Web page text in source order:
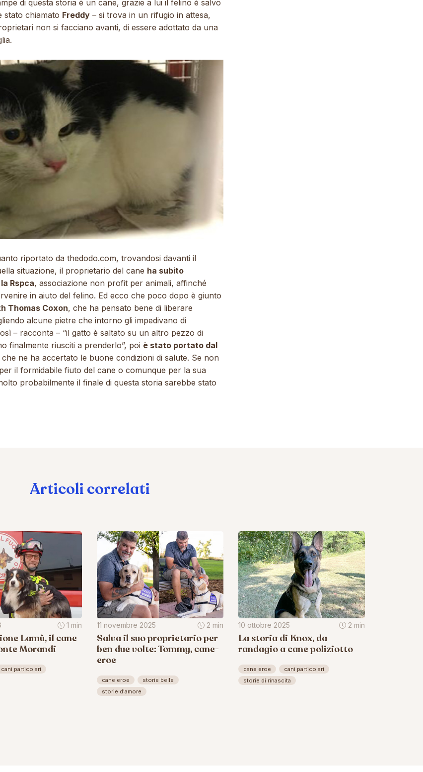
di questa storia è un cane, grazie a lui il felino è salvo
stato chiamato Freddy – si trova in un rifugio in attesa,
non si facciano avanti, di essere adottato da una
riportato da thedodo.com, trovandosi davanti il
situazione, il proprietario del cane ha subito
Rspca, associazione non profit per animali, affinché
in aiuto del felino. Ed ecco che poco dopo è giunto
Thomas Coxon, che ha pensato bene di liberare
alcune pietre che intorno gli impedivano di
– racconta – “il gatto è saltato su un altro pezzo di
finalmente riusciti a prenderlo”, poi è stato portato dal
che ne ha accertato le buone condizioni di salute. Se non
il formidabile fiuto del cane o comunque per la sua
probabilmente il finale di questa storia sarebbe stato
Articoli correlati
1 min
Lamù, il cane
Morandi
cani particolari
11 novembre 2025 2 min
Salva il suo proprietario per
ben due volte: Tommy, cane-
eroe
cane eroe
storie belle
storie d'amore
10 ottobre 2025 2 min
La storia di Knox, da
randagio a cane poliziotto
cane eroe
cani particolari
storie di rinascita